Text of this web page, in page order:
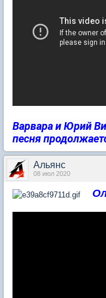
Варвара и Юрий
песня
Альянс
08 июл 2020